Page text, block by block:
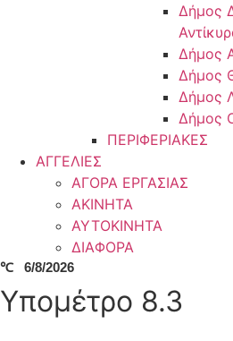
Δήμος
Δήμος
Δήμος
Δήμος
Δήμος
ΠΕΡΙΦΕΡΙΑΚΕΣ
ΑΓΓΕΛΙΕΣ
ΑΓΟΡΑ ΕΡΓΑΣΙΑΣ
ΑΚΙΝΗΤΑ
ΑΥΤΟΚΙΝΗΤΑ
ΔΙΑΦΟΡΑ
℃ 6/8/2026
Υπομέτρο 8.3